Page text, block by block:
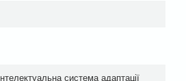
система адаптації